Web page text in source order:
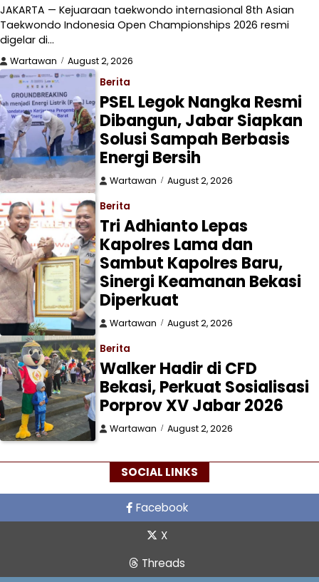
JAKARTA — Kejuaraan taekwondo internasional 8th Asian
Taekwondo Indonesia Open Championships 2026 resmi
digelar di…
Wartawan August 2, 2026
Berita
PSEL Legok Nangka Resmi
Dibangun, Jabar Siapkan
Solusi Sampah Berbasis
Energi Bersih
Wartawan August 2, 2026
Berita
Tri Adhianto Lepas
Kapolres Lama dan
Sambut Kapolres Baru,
Sinergi Keamanan Bekasi
Diperkuat
Wartawan August 2, 2026
Berita
Walker Hadir di CFD
Bekasi, Perkuat Sosialisasi
Porprov XV Jabar 2026
Wartawan August 2, 2026
SOCIAL LINKS
Facebook
X
Threads